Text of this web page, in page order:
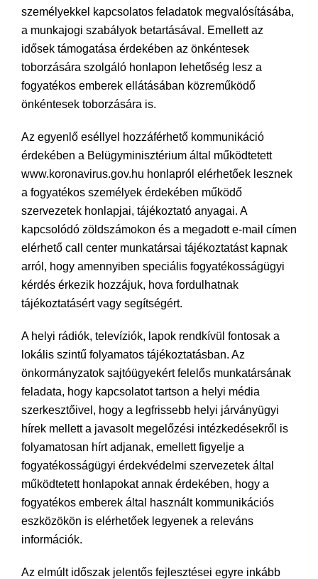
személyekkel kapcsolatos feladatok megvalósításába,
a munkajogi szabályok betartásával. Emellett az
idősek támogatása érdekében az önkéntesek
toborzására szolgáló honlapon lehetőség lesz a
fogyatékos emberek ellátásában közreműködő
önkéntesek toborzására is.
Az egyenlő eséllyel hozzáférhető kommunikáció
érdekében a Belügyminisztérium által működtetett
www.koronavirus.gov.hu honlapról elérhetőek lesznek
a fogyatékos személyek érdekében működő
szervezetek honlapjai, tájékoztató anyagai. A
kapcsolódó zöldszámokon és a megadott e-mail címen
elérhető call center munkatársai tájékoztatást kapnak
arról, hogy amennyiben speciális fogyatékosságügyi
kérdés érkezik hozzájuk, hova fordulhatnak
tájékoztatásért vagy segítségért.
A helyi rádiók, televíziók, lapok rendkívül fontosak a
lokális szintű folyamatos tájékoztatásban. Az
önkormányzatok sajtóügyekért felelős munkatársának
feladata, hogy kapcsolatot tartson a helyi média
szerkesztőivel, hogy a legfrissebb helyi járványügyi
hírek mellett a javasolt megelőzési intézkedésekről is
folyamatosan hírt adjanak, emellett figyelje a
fogyatékosságügyi érdekvédelmi szervezetek által
működtetett honlapokat annak érdekében, hogy a
fogyatékos emberek által használt kommunikációs
eszközökön is elérhetőek legyenek a releváns
információk.
Az elmúlt időszak jelentős fejlesztései egyre inkább